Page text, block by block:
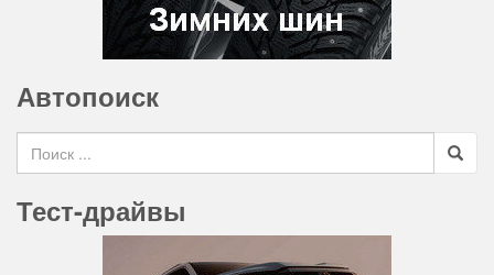
Автопоиск
Search for
Тест-драйвы